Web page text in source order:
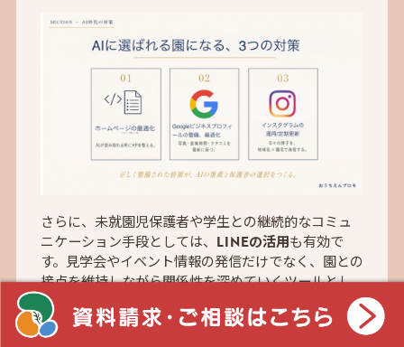
さらに、未就園児保護者や学生との継続的なコミュ
ニケーション手段としては、 LINEの活用も有効で
す。見学会やイベント情報の発信だけでなく、園との
接点を維持しながら関係性を深めていくツールとし
てLINEは大きく役立ちます。
これからは質の高い保育に取り組むだけではなく、
それを